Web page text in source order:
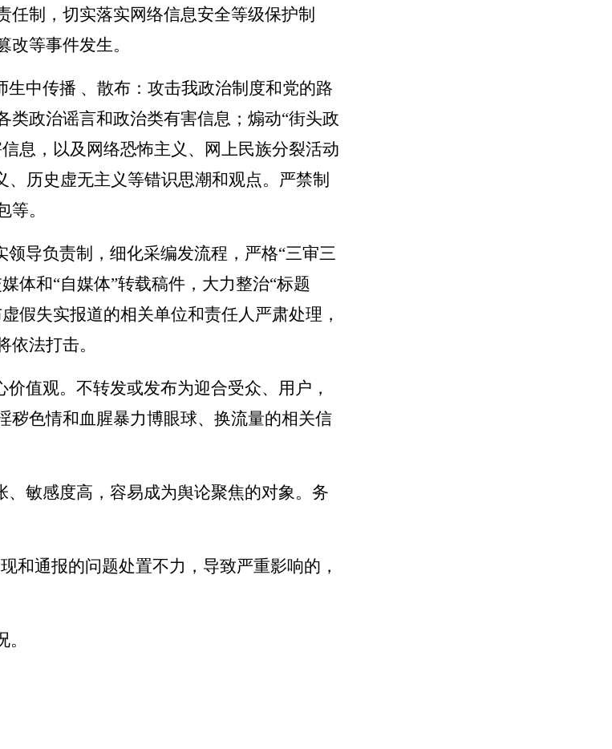
制，切实落实网络信息安全等级保护制
等事件发生。
生中传播 、散布： 攻击我政治制度和党的路
类政治谣言和政治类有害信息；煽动“街头政
信息，以及网络恐怖主义、网上民族分裂活动
历史虚无主义等错识思潮和观点。严禁制
。
导负责制，细化采编发流程，严格“三审三
体和“自媒体”转载稿件，大力整治“标题
假失实报道的相关单位和责任人严肃处理，
法打击。
值观。不转发或发布为迎合受众、用户，
秽色情和血腥暴力博眼球、换流量的相关信
敏感度高，容易成为舆论聚焦的对象。务
和通报的问题处置不力，导致严重影响的，